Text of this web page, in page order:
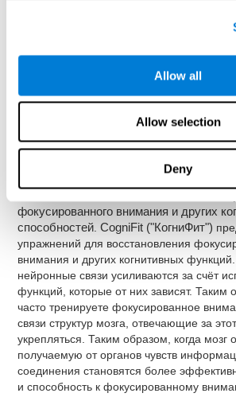
Allow all
Allow selection
Deny
Как улучшить
внимание?
Все когнитивные способности, в том
внимание, можно улучшать и
возможность делать это
фокусированного внимания и других
способностей.CogniFit ("КогниФит")
упражнений для восстановления
внимания и других когнитивных
нейронные связи усиливаются за счёт
функций, которые от них зависят. Таким
часто тренируете фокусированное
связи структур мозга, отвечающие за
укрепляться. Таким образом, когда мозг
получаемую от органов чувств
соединения становятся более
и способность к фокусированному